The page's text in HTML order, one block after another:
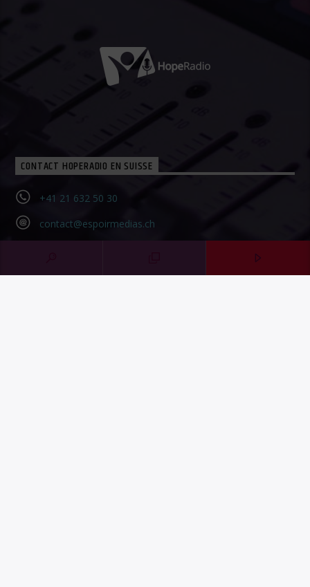
CONTACT HOPERADIO EN SUISSE
+41 21 632 50 30‬
contact@espoirmedias.ch